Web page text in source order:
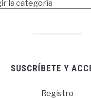
SUSCRÍBETE Y
Registro